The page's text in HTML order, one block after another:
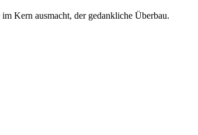
Kern ausmacht, der gedankliche Überbau.